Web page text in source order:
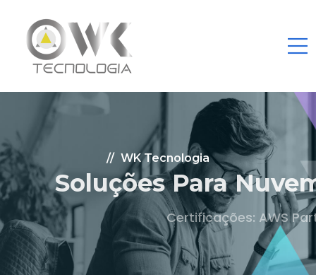
WK Tecnologia
Soluções Para Nuvem.
Certificações: AWS Partner, Microsoft Gold
Fale Conosco